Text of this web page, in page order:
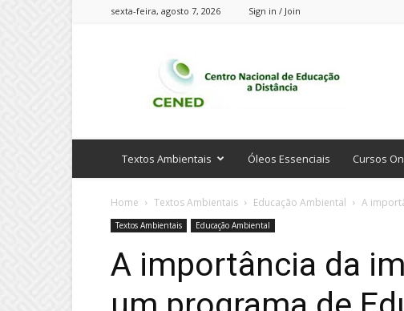
sexta-feira, agosto 7, 2026 Sign in / Join
Cursos
Online
Textos Ambientais Óleos Essenciais Cursos
Home Textos Ambientais Educação Ambiental A
Textos Ambientais Educação Ambiental
A importância da